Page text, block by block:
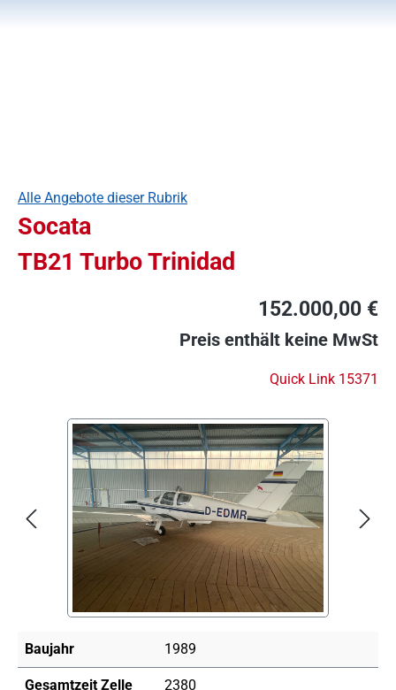
Alle Angebote dieser Rubrik
Socata
TB21 Turbo Trinidad
152.000,00 €
Preis enthält keine MwSt
Quick Link 15371
Bildergalerie überspringen
Baujahr 1989
Gesamtzeit Zelle 2380